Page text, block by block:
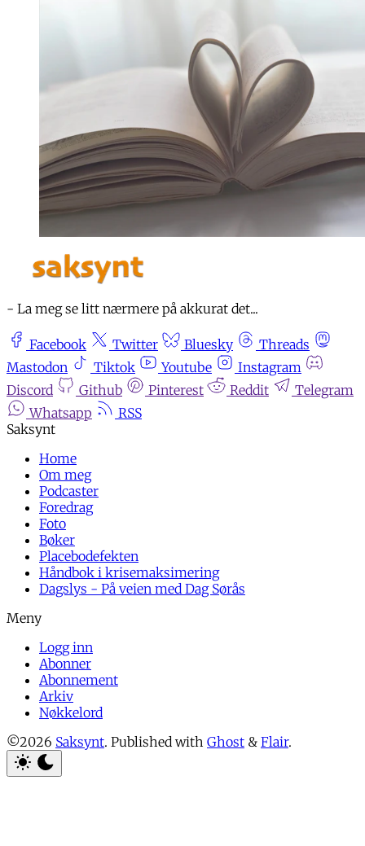
- La meg se litt nærmere på akkurat det...
Facebook Twitter Bluesky
Threads
Mastodon
Tiktok Youtube
Instagram
Discord
Github Pinterest Reddit
Telegram
Whatsapp
RSS
Home
Om meg
Podcaster
Foredrag
Foto
Bøker
Placebodefekten
Håndbok i krisemaksimering
Dagslys - På veien med Dag Sørås
Logg inn
Abonner
Abonnement
Arkiv
Nøkkelord
©2026 Saksynt. Published with Ghost & Flair.